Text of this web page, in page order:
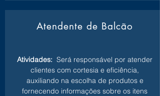
Atendente de Balcão
Atividades: Será responsável por atender
clientes com cortesia e eficiência,
auxiliando na escolha de produtos e
fornecendo informações sobre os itens